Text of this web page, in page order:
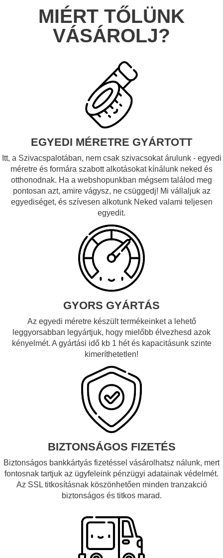
MIÉRT TŐLÜNK
VÁSÁROLJ?
EGYEDI MÉRETRE GYÁRTOTT
Itt, a Szivacspalotában, nem csak szivacsokat árulunk - egyedi
méretre és formára szabott alkotásokat kínálunk neked és
otthonodnak. Ha a webshopunkban mégsem találod meg
pontosan azt, amire vágysz, ne csüggedj! Mi vállaljuk az
egyediséget, és szívesen alkotunk Neked valami teljesen
egyedit.
GYORS GYÁRTÁS
Az egyedi méretre készült termékeinket a lehető
leggyorsabban legyártjuk, hogy mielőbb élvezhesd azok
kényelmét. A gyártási idő kb 1 hét és kapacitásunk szinte
kimeríthetetlen!
BIZTONSÁGOS FIZETÉS
Biztonságos bankkártyás fizetéssel vásárolhatsz nálunk, mert
fontosnak tartjuk az ügyfeleink pénzügyi adatainak védelmét.
Az SSL titkosításnak köszönhetően minden tranzakció
biztonságos és titkos marad.